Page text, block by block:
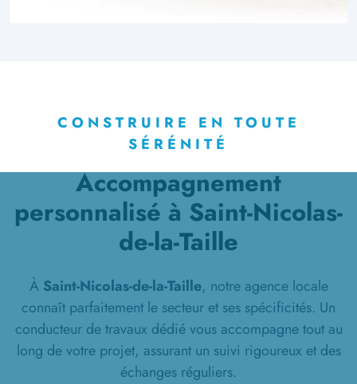
CONSTRUIRE EN TOUTE
SÉRÉNITÉ
Accompagnement
personnalisé à Saint-Nicolas-
de-la-Taille
À Saint-Nicolas-de-la-Taille, notre agence locale
connaît parfaitement le secteur et ses spécificités. Un
conducteur de travaux dédié vous accompagne tout au
long de votre projet, assurant un suivi rigoureux et des
échanges réguliers.